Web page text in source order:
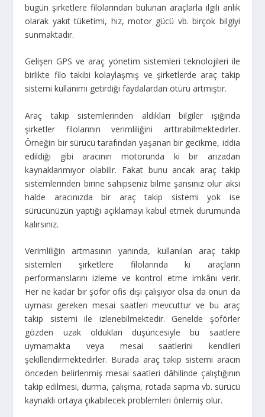
bugün şirketlere filolarından bulunan araçlarla ilgili anlık
olarak yakıt tüketimi, hız, motor gücü vb. birçok bilgiyi
sunmaktadır.
Gelişen GPS ve araç yönetim sistemleri teknolojileri ile
birlikte filo takibi kolaylaşmış ve şirketlerde araç takip
sistemi kullanımı getirdiği faydalardan ötürü artmıştır.
Araç takip sistemlerinden aldıkları bilgiler ışığında
şirketler filolarının verimliliğini arttırabilmektedirler.
Örneğin bir sürücü tarafından yaşanan bir gecikme, iddia
edildiği gibi aracının motorunda ki bir arızadan
kaynaklanmıyor olabilir. Fakat bunu ancak araç takip
sistemlerinden birine sahipseniz bilme şansınız olur aksi
halde aracınızda bir araç takip sistemi yok ise
sürücünüzün yaptığı açıklamayı kabul etmek durumunda
kalırsınız.
Verimliliğin artmasının yanında, kullanılan araç takip
sistemleri şirketlere filolarında ki araçların
performanslarını izleme ve kontrol etme imkânı verir.
Her ne kadar bir şoför ofis dışı çalışıyor olsa da onun da
uyması gereken mesai saatleri mevcuttur ve bu araç
takip sistemi ile izlenebilmektedir. Genelde şoförler
gözden uzak oldukları düşüncesiyle bu saatlere
uymamakta veya mesai saatlerini kendileri
şekillendirmektedirler. Burada araç takip sistemi aracın
önceden belirlenmiş mesai saatleri dâhilinde çalıştığının
takip edilmesi, durma, çalışma, rotada sapma vb. sürücü
kaynaklı ortaya çıkabilecek problemleri önlemiş olur.